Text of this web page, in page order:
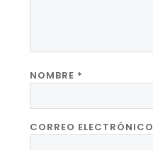
NOMBRE *
CORREO ELECTRÓNICO